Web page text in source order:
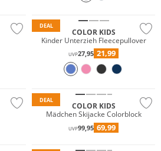
DEAL
COLOR KIDS
Kinder Unterzieh Fleecepullover
UVP27,95 21,99
DEAL
Wasserfest
COLOR KIDS
Mädchen Skijacke Colorblock
UVP99,95 69,99